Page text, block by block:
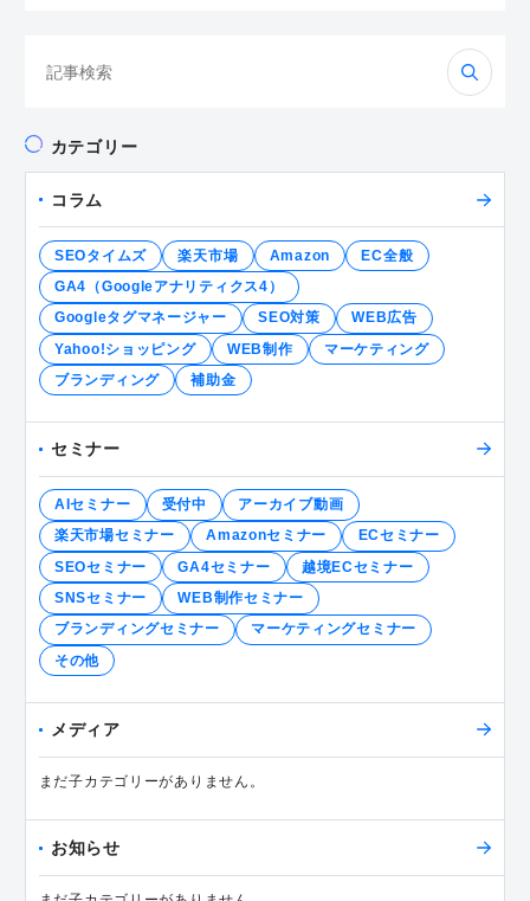
検
カテゴリー
コラム
SEOタイムズ 楽天市場 Amazon
EC全般
GA4（Googleアナリティクス4）
Googleタグマネージャー
SEO対策
WEB広告
Yahoo!ショッピング
WEB制作
マーケティング
ブランディング
補助金
セミナー
AIセミナー 受付中
アーカイブ動画
楽天市場セミナー
Amazonセミナー
ECセミナー
SEOセミナー
GA4セミナー
越境ECセミナー
SNSセミナー
WEB制作セミナー
ブランディングセミナー
マーケティングセミナー
その他
メディア
まだ子カテゴリーがありません。
お知らせ